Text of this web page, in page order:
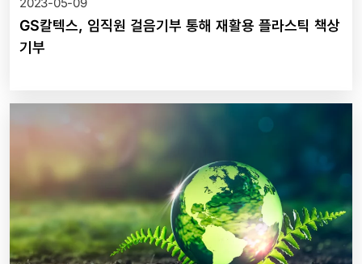
GS칼텍스, 임직원 걸음기부 통해 재활용 플라스틱 책상
기부